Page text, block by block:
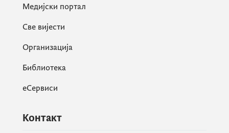
Медијски портал
Све вијести
Организација
Библиотека
еСервиси
Контакт